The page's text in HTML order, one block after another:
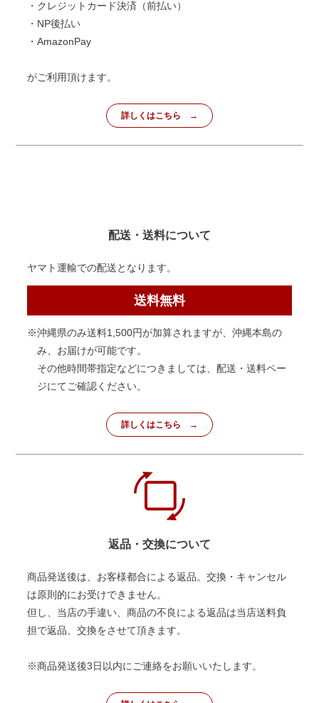
・クレジットカード決済（前払い）
・NP後払い
・AmazonPay
がご利用頂けます。
詳しくはこちら
配送・送料について
ヤマト運輸での配送となります。
送料無料
※沖縄県のみ送料1,500円が加算されますが、沖縄本島の
み、お届けが可能です。
その他時間帯指定などにつきましては、配送・送料ペー
ジにてご確認ください。
詳しくはこちら
返品・交換について
商品発送後は、お客様都合による返品。交換・キャンセル
は原則的にお受けできません。
但し、当店の手違い、商品の不良による返品は当店送料負
担で返品、交換をさせて頂きます。
※商品発送後3日以内にご連絡をお願いいたします。